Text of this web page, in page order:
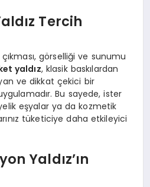
Tercih
görselliği ve sunumu
yaldız, klasik baskılardan
ve dikkat çekici bir
Bu sayede, ister
eşyalar ya da kozmetik
tüketiciye daha etkileyici
Yaldız’ın